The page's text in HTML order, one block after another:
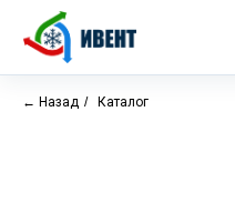
← Назад / Каталог